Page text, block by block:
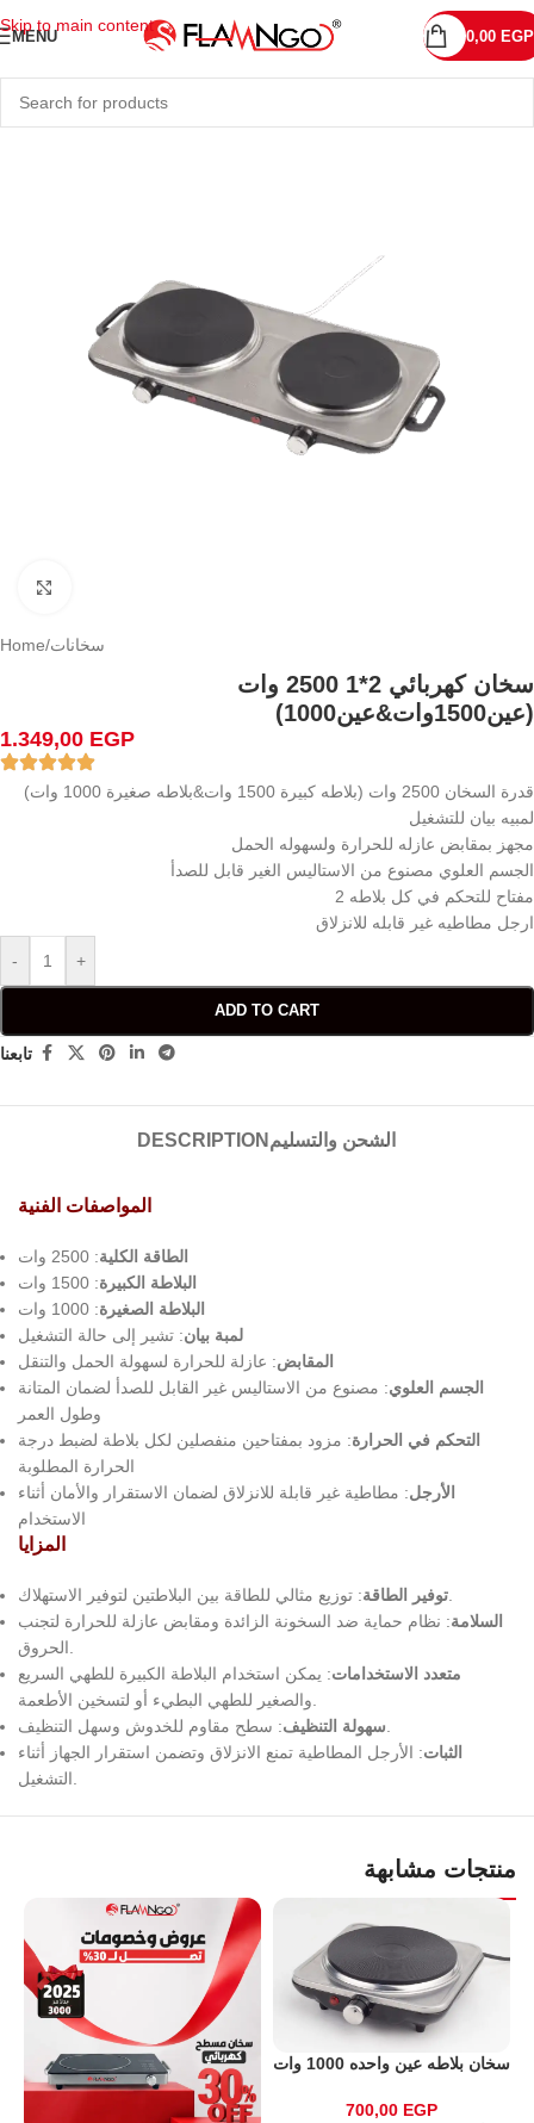
Skip to main content
MENU 0,00 EGP
Home/سخانات
سخان كهربائي 2*1 2500 وات
(عين1500وات&عين1000)
1.349,00 EGP
قدرة السخان 2500 وات (بلاطه كبيرة 1500 وات&بلاطه صغيرة 1000 وات)
لمبيه بيان للتشغيل
مجهز بمقابض عازله للحرارة ولسهوله الحمل
الجسم العلوي مصنوع من الاستاليس الغير قابل للصدأ
2 مفتاح للتحكم في كل بلاطه
ارجل مطاطيه غير قابله للانزلاق
-
+
ADD TO CART
تابعنا
DESCRIPTION الشحن والتسليم
المواصفات الفنية
الطاقة الكلية: 2500 وات
البلاطة الكبيرة: 1500 وات
البلاطة الصغيرة: 1000 وات
لمبة بيان: تشير إلى حالة التشغيل
المقابض: عازلة للحرارة لسهولة الحمل والتنقل
الجسم العلوي: مصنوع من الاستاليس غير القابل للصدأ لضمان المتانة
وطول العمر
التحكم في الحرارة: مزود بمفتاحين منفصلين لكل بلاطة لضبط درجة
الحرارة المطلوبة
الأرجل: مطاطية غير قابلة للانزلاق لضمان الاستقرار والأمان أثناء
الاستخدام
المزايا
توفير الطاقة
السلامة: نظام حماية ضد السخونة الزائدة ومقابض عازلة للحرارة لتجنب
متعدد الاستخدامات: يمكن استخدام البلاطة الكبيرة للطهي السريع
سهولة التنظيف
الثبات: الأرجل المطاطية تمنع الانزلاق وتضمن استقرار الجهاز أثناء
منتجات مشابهة
سخان بلاطه عين واحده 1000 وات
700,00 EGP